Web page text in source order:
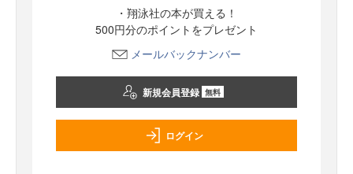
・翔泳社の本が買える！
500円分のポイントをプレゼント
メールバックナンバー
新規会員登録 無料
ログイン